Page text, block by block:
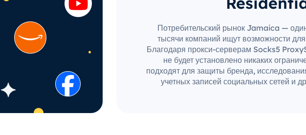
Потребительский рынок Jamaica —
тысячи компаний ищут возможности
Благодаря прокси-серверам Socks5
не будет установлено никаких
подходят для защиты бренда,
учетных записей социальных сетей и